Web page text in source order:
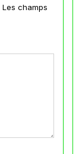
Les champs